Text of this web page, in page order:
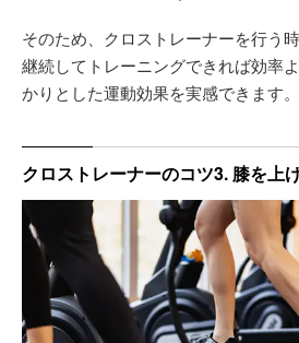
そのため、クロストレーナーを行う
継続してトレーニングできれば効率
かりとした運動効果を実感できます。
クロストレーナーのコツ3. 膝を上